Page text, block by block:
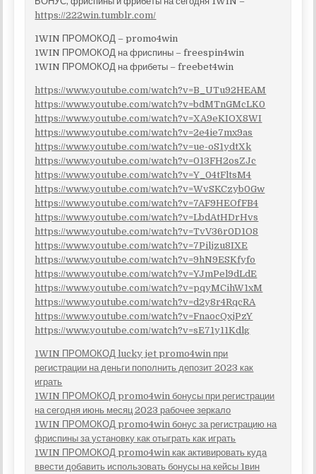
https://222win.tumblr.com/
1WIN ПРОМОКОД – promo4win
1WIN ПРОМОКОД на фриспины – freespin4win
1WIN ПРОМОКОД на фрибеты – freebet4win
https://www.youtube.com/watch?v=B_UTu92HEAM
https://www.youtube.com/watch?v=bdMTnGMcLK0
https://www.youtube.com/watch?v=XA9eKIOX8WI
https://www.youtube.com/watch?v=2e4ie7mx9as
https://www.youtube.com/watch?v=ue-oS1ydtXk
https://www.youtube.com/watch?v=013FH2osZJc
https://www.youtube.com/watch?v=Y_04tFltsM4
https://www.youtube.com/watch?v=WvSKCzyb0Gw
https://www.youtube.com/watch?v=7AF9HEOfFB4
https://www.youtube.com/watch?v=LbdAtHDrHvs
https://www.youtube.com/watch?v=TvV36r0D1O8
https://www.youtube.com/watch?v=7Piljzu8IXE
https://www.youtube.com/watch?v=9hN9ESKfyfo
https://www.youtube.com/watch?v=YJmPel9dLdE
https://www.youtube.com/watch?v=pqyMCihW1xM
https://www.youtube.com/watch?v=d2y8r4RqcRA
https://www.youtube.com/watch?v=FnaocQxjPzY
https://www.youtube.com/watch?v=sE71y11Kdlg
1WIN ПРОМОКОД lucky jet promo4win при
регистрации на деньги пополнить депозит 2023 как
играть
1WIN ПРОМОКОД promo4win бонусы при регистрации
на сегодня июнь месяц 2023 рабочее зеркало
1WIN ПРОМОКОД promo4win бонус за регистрацию на
фриспины за установку как отыграть как играть
1WIN ПРОМОКОД promo4win как активировать куда
ввести добавить использовать бонусы на кейсы 1вин